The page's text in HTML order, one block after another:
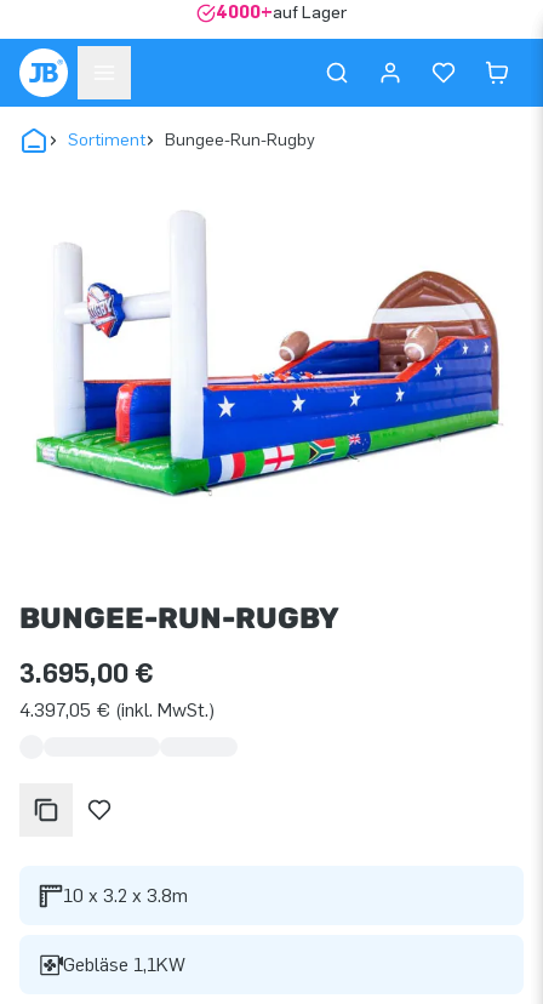
4000+auf Lager
Sortiment Bungee-Run-Rugby
BUNGEE-RUN-RUGBY
3.695,00 €
4.397,05 € (inkl. MwSt.)
10 x 3.2 x 3.8m
Gebläse 1,1KW